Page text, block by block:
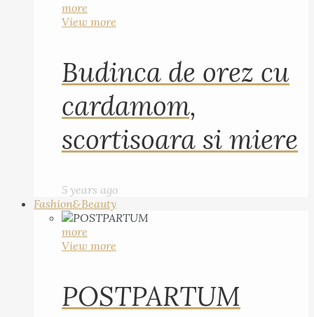
more
View more
Budinca de orez cu
cardamom,
scortisoara si miere
5 years ago
Fashion&Beauty
more
View more
POSTPARTUM